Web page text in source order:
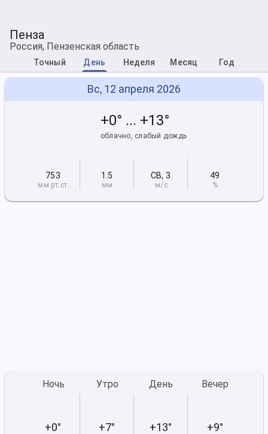
Пенза
Россия, Пензенская область
Точный День Неделя Месяц Год
Вс, 12 апреля 2026
+0° ... +13°
облачно, слабый дождь
753
мм рт.ст.
1.5
мм
СВ, 3
м/с
49
%
Ночь
+0°
Утро
+7°
День
+13°
Вечер
+9°